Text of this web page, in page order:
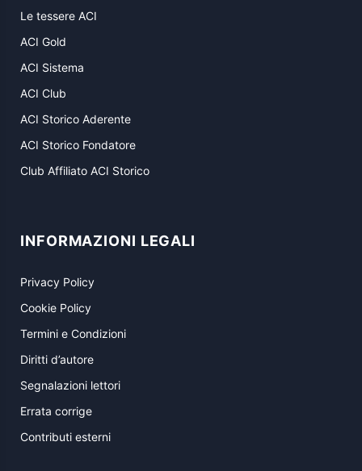
Le tessere ACI
ACI Gold
ACI Sistema
ACI Club
ACI Storico Aderente
ACI Storico Fondatore
Club Affiliato ACI Storico
INFORMAZIONI LEGALI
Privacy Policy
Cookie Policy
Termini e Condizioni
Diritti d’autore
Segnalazioni lettori
Errata corrige
Contributi esterni